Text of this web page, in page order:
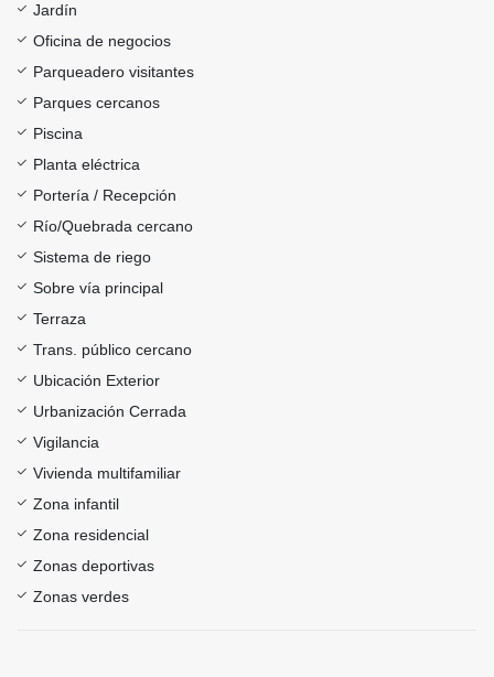
Jardín
Oficina de negocios
Parqueadero visitantes
Parques cercanos
Piscina
Planta eléctrica
Portería / Recepción
Río/Quebrada cercano
Sistema de riego
Sobre vía principal
Terraza
Trans. público cercano
Ubicación Exterior
Urbanización Cerrada
Vigilancia
Vivienda multifamiliar
Zona infantil
Zona residencial
Zonas deportivas
Zonas verdes